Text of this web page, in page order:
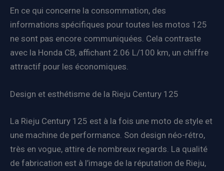
En ce qui concerne la consommation, des
informations spécifiques pour toutes les motos 125
ne sont pas encore communiquées. Cela contraste
avec la Honda CB, affichant 2.06 L/100 km, un chiffre
attractif pour les économiques.
Design et esthétisme de la Rieju Century 125
La Rieju Century 125 est à la fois une moto de style et
une machine de performance. Son design néo-rétro,
très en vogue, attire de nombreux regards. La qualité
de fabrication est à l’image de la réputation de Rieju,